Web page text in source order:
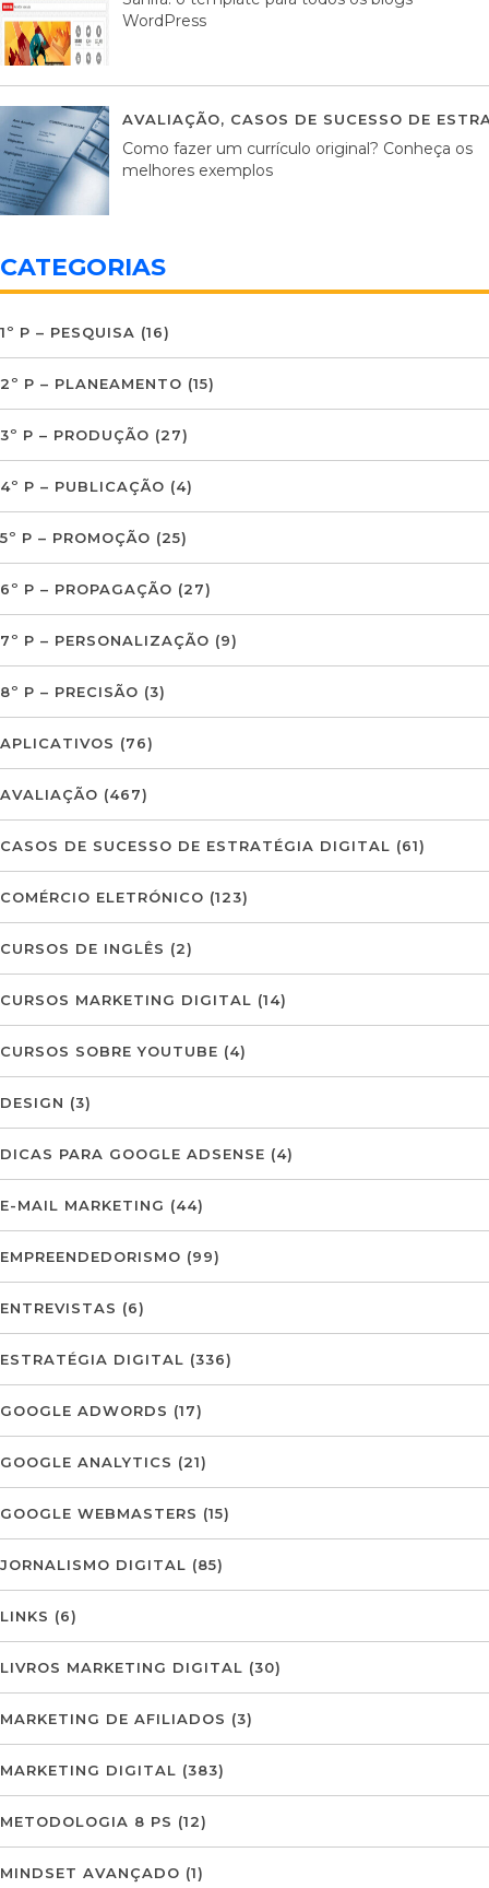
WordPress
AVALIAÇÃO, CASOS DE SUCESSO DE
Como fazer um currículo original? Conheça os
melhores exemplos
CATEGORIAS
1º P – PESQUISA (16)
2º P – PLANEAMENTO (15)
3º P – PRODUÇÃO (27)
4º P – PUBLICAÇÃO (4)
5º P – PROMOÇÃO (25)
6º P – PROPAGAÇÃO (27)
7º P – PERSONALIZAÇÃO (9)
8º P – PRECISÃO (3)
APLICATIVOS (76)
AVALIAÇÃO (467)
CASOS DE SUCESSO DE ESTRATÉGIA DIGITAL (61)
COMÉRCIO ELETRÓNICO (123)
CURSOS DE INGLÊS (2)
CURSOS MARKETING DIGITAL (14)
CURSOS SOBRE YOUTUBE (4)
DESIGN (3)
DICAS PARA GOOGLE ADSENSE (4)
E-MAIL MARKETING (44)
EMPREENDEDORISMO (99)
ENTREVISTAS (6)
ESTRATÉGIA DIGITAL (336)
GOOGLE ADWORDS (17)
GOOGLE ANALYTICS (21)
GOOGLE WEBMASTERS (15)
JORNALISMO DIGITAL (85)
LINKS (6)
LIVROS MARKETING DIGITAL (30)
MARKETING DE AFILIADOS (3)
MARKETING DIGITAL (383)
METODOLOGIA 8 PS (12)
MINDSET AVANÇADO (1)